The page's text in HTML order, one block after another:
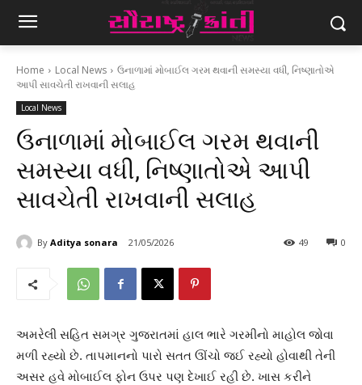
Home Local News
ઉનાળામાં મોબાઈલ ગરમ થવાની સમસ્યા વધી, નિષ્ણાતોએ
આપી સાવચેતી રાખવાની સલાહ
Local News
ઉનાળામાં મોબાઈલ ગરમ થવાની
સમસ્યા વધી, નિષ્ણાતોએ આપી
સાવચેતી રાખવાની સલાહ
By Aditya sonara 21/05/2026 0
49
અમરેલી સહિત સમગ્ર ગુજરાતમાં હાલ ભારે ગરમીનો માહોલ જોવા
મળી રહ્યો છે. તાપમાનનો પારો સતત ઊંચો જઈ રહ્યો હોવાથી તેની
અસર હવે મોબાઈલ ફોન ઉપર પણ દેખાઈ રહી છે. ખાસ કરીને